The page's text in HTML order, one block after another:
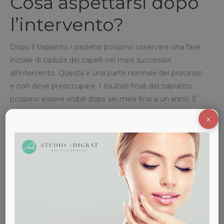
l’intervento?
Dopo il trapianto, i pazienti possono osservare una fase
iniziale di caduta dei capelli nei mesi successivi
all’intervento. Questa è una parte normale del processo
e non deve preoccupare. I risultati finali del trapianto
possono essere visibili dopo sei mesi fino a un anno. È
importante seguire le indicazioni post-operatorie fornite
ottenere i migliori risultati possibili.
Quali sono i rischi
associati al Trapianto
X